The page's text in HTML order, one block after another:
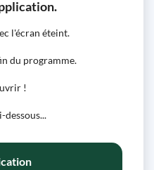
l'écran éteint.
du programme.
!